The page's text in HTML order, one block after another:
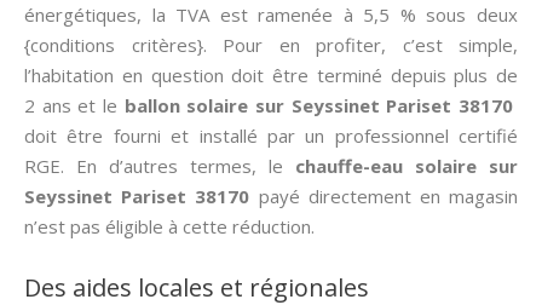
énergétiques, la TVA est ramenée à 5,5 % sous deux
{conditions critères}. Pour en profiter, c’est simple,
l’habitation en question doit être terminé depuis plus de
2 ans et le ballon solaire sur Seyssinet Pariset 38170
doit être fourni et installé par un professionnel certifié
RGE. En d’autres termes, le chauffe-eau solaire sur
Seyssinet Pariset 38170 payé directement en magasin
n’est pas éligible à cette réduction.
Des aides locales et régionales